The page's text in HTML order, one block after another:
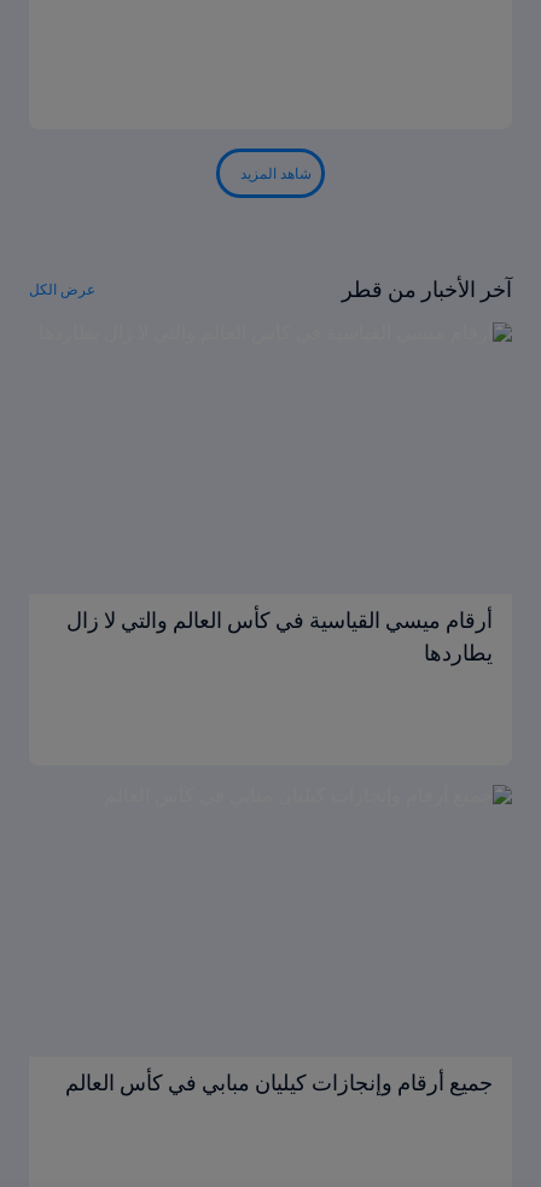
شاهد المزيد
آخر الأخبار من قطر عرض الكل
أرقام ميسي القياسية في كأس العالم والتي لا زال
يطاردها
جميع أرقام وإنجازات كيليان مبابي في كأس العالم